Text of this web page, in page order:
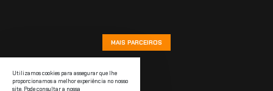
MAIS PARCEIROS
Utilizamos cookies para assegurar que lhe
proporcionamos a melhor experiência no nosso
site. Pode consultar a nossa